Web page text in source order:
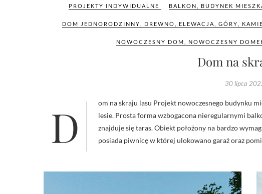
PROJEKTY INDYWIDUALNE BALKON BUDYNEK
DOM JEDNORODZINNY DREWNO ELEWACJA GÓRY
NOWOCZESNY DOM NOWOCZESNY
Dom na
30 lipca
Dom na skraju lasu Projekt nowoczesnego budynku mieszkalnego jednorodzinnego ulokowanego na skarpie przy
lesie. Prosta forma wzbogacona nieregularnymi
znajduje się taras. Obiekt położony na bardzo
posiada piwnicę w której ulokowano garaż oraz